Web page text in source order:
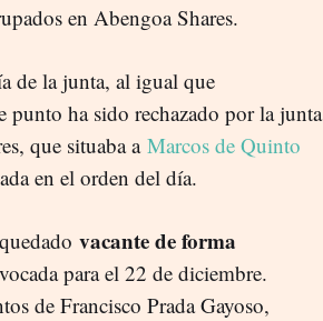
en Abengoa Shares.
de la junta, al igual que
punto ha sido rechazado por la junta
que situaba a Marcos de Quinto
en el orden del día.
vacante de forma
para el 22 de diciembre.
de Francisco Prada Gayoso,